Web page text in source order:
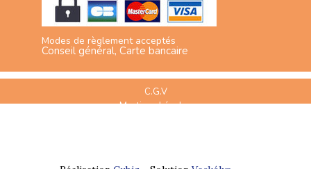
Modes de règlement acceptés
Conseil général, Carte bancaire
C.G.V
Mentions Légales